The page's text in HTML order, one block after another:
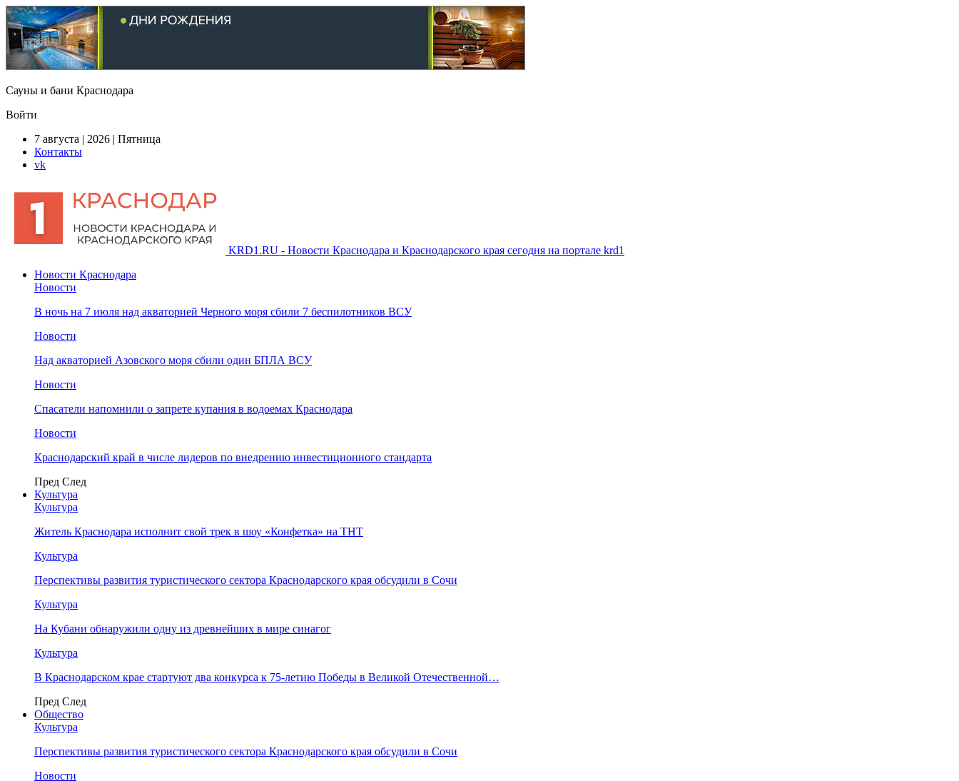
Сауны и бани Краснодара
Войти
7 августа | 2026 | Пятница
Контакты
vk
KRD1.RU - Новости Краснодара и Краснодарского края сегодня на портале krd1
Новости Краснодара
Новости
В ночь на 7 июля над акваторией Черного моря сбили 7 беспилотников ВСУ
Новости
Над акваторией Азовского моря сбили один БПЛА ВСУ
Новости
Спасатели напомнили о запрете купания в водоемах Краснодара
Новости
Краснодарский край в числе лидеров по внедрению инвестиционного стандарта
Пред След
Культура
Культура
Житель Краснодара исполнит свой трек в шоу «Конфетка» на ТНТ
Культура
Перспективы развития туристического сектора Краснодарского края обсудили в Сочи
Культура
На Кубани обнаружили одну из древнейших в мире синагог
Культура
В Краснодарском крае стартуют два конкурса к 75-летию Победы в Великой Отечественной…
Пред След
Общество
Культура
Перспективы развития туристического сектора Краснодарского края обсудили в Сочи
Новости